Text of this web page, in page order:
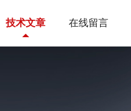
技术文章 在线留言